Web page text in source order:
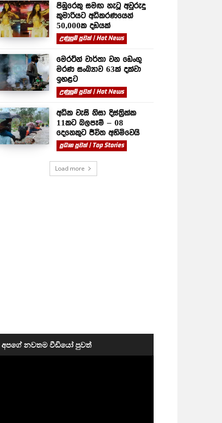
පිඹුරෙකු සමඟ නැටූ අවුරුදු
කුමාරියට අධිකරණයෙන්
50,000ක දඩයක්
උණුසුම් පුවත් | Hot News
මෙරටින් වාර්තා වන ඩෙංගු
මරණ සංඛ්‍යාව 63ක් දක්වා
ඉහළට
උණුසුම් පුවත් | Hot News
අධික වැසි නිසා දිස්ත්‍රික්ක
11කට බලපෑම් – 08
දෙනෙකුට ජීවිත අහිමිවෙයි
ප්‍රධාන පුවත් | Top Stories
Load more
අපගේ නවතම වීඩියෝ පුවත්